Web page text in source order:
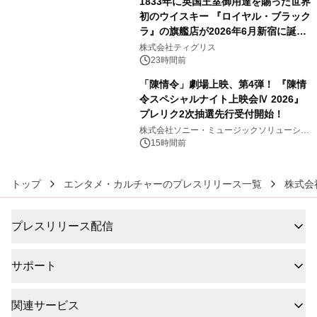
初のウイスキー 『ロイヤル・ブラック
ラ』の旗艦店が2026年6月新宿に誕
生 バカルディ ジャパンと連携した
没入型バー「BAR Arca」
株式会社ティグリス
23時間前
「陳情令」劇場上映、第4弾！ 『陳情
令スペシャルナイト上映会Ⅳ 2026』
プレリク2次抽選先行受付開始！
株式会社ソニー・ミュージックソリューショ
ンズ15時間前
トップ エンタメ・カルチャーのプレスリリース一覧 株式会
プレスリリース配信
サポート
関連サービス